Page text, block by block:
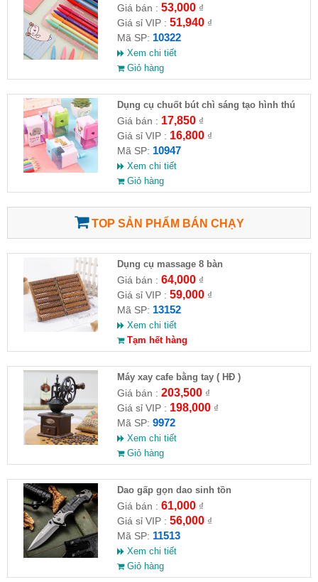
Giá bán : 53,000₫
Giá sỉ VIP : 51,940₫
Mã SP: 10322
Xem chi tiết
Giỏ hàng
Dụng cụ chuốt bút chì sáng tạo hình thú
8x4x5cm
Giá bán : 17,850₫
Giá sỉ VIP : 16,800₫
Mã SP: 10947
Xem chi tiết
Giỏ hàng
TOP SẢN PHẨM BÁN CHẠY
Dụng cụ massage 8 bàn
Giá bán : 64,000₫
Giá sỉ VIP : 59,000₫
Mã SP: 13152
Xem chi tiết
Tạm hết hàng
Máy xay cafe bằng tay ( HĐ )
Giá bán : 203,500₫
Giá sỉ VIP : 198,000₫
Mã SP: 9972
Xem chi tiết
Giỏ hàng
Dao gấp gọn dao sinh tồn
Giá bán : 61,000₫
Giá sỉ VIP : 56,000₫
Mã SP: 11513
Xem chi tiết
Giỏ hàng